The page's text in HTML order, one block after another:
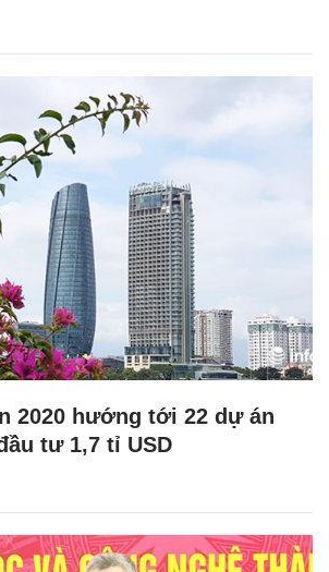
2020 hướng tới 22 dự án
tư 1,7 tỉ USD